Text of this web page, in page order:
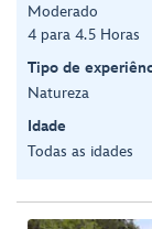
Moderado
4 para 4.5 Horas
Tipo de
Natureza
Idade
Todas as idades